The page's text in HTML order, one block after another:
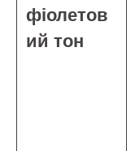
фіолетов
ий тон